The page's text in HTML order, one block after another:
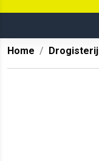
Home Drogisterij